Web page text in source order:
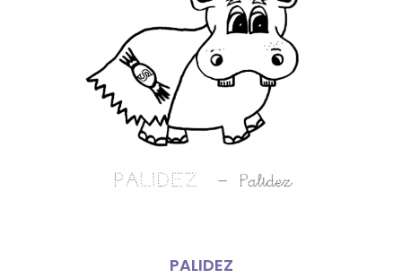
PALIDEZ